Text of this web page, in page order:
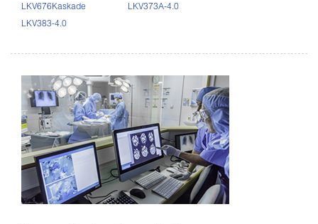
LKV676Kaskade
LKV373A-4.0
LKV383-4.0